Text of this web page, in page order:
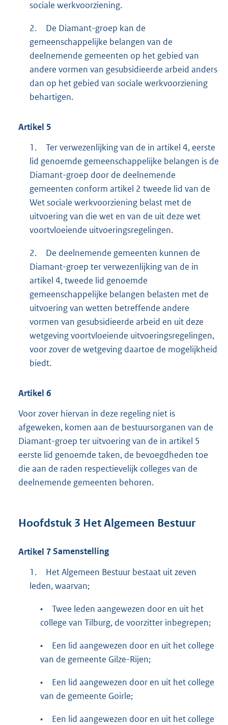
sociale werkvoorziening.
2.
De Diamant-groep kan de
gemeenschappelijke belangen van de
deelnemende gemeenten op het gebied van
andere vormen van gesubsidieerde arbeid anders
dan op het gebied van sociale werkvoorziening
behartigen.
Artikel 5
1.
Ter verwezenlijking van de in artikel 4, eerste
lid genoemde gemeenschappelijke belangen is de
Diamant-groep door de deelnemende
gemeenten conform artikel 2 tweede lid van de
Wet sociale werkvoorziening belast met de
uitvoering van die wet en van de uit deze wet
voortvloeiende uitvoeringsregelingen.
2.
De deelnemende gemeenten kunnen de
Diamant-groep ter verwezenlijking van de in
artikel 4, tweede lid genoemde
gemeenschappelijke belangen belasten met de
uitvoering van wetten betreffende andere
vormen van gesubsidieerde arbeid en uit deze
wetgeving voortvloeiende uitvoeringsregelingen,
voor zover de wetgeving daartoe de mogelijkheid
biedt.
Artikel 6
Voor zover hiervan in deze regeling niet is
afgeweken, komen aan de bestuursorganen van de
Diamant-groep ter uitvoering van de in artikel 5
eerste lid genoemde taken, de bevoegdheden toe
die aan de raden respectievelijk colleges van de
deelnemende gemeenten behoren.
Hoofdstuk 3 Het Algemeen Bestuur
Artikel 7Samenstelling
1.
Het Algemeen Bestuur bestaat uit zeven
leden, waarvan;
•
Twee leden aangewezen door en uit het
college van Tilburg, de voorzitter inbegrepen;
•
Een lid aangewezen door en uit het college
van de gemeente Gilze-Rijen;
•
Een lid aangewezen door en uit het college
van de gemeente Goirle;
•
Een lid aangewezen door en uit het college